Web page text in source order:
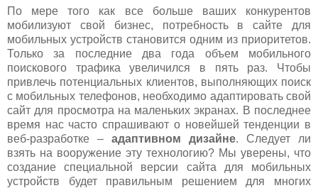
По мере того как все больше ваших конкурентов
мобилизуют свой бизнес, потребность в сайте для
мобильных устройств становится одним из приоритетов.
Только за последние два года объем мобильного
поискового трафика увеличился в пять раз. Чтобы
привлечь потенциальных клиентов, выполняющих поиск
с мобильных телефонов, необходимо адаптировать свой
сайт для просмотра на маленьких экранах. В последнее
время нас часто спрашивают о новейшей тенденции в
веб-разработке – адаптивном дизайне. Следует ли
взять на вооружение эту технологию? Мы уверены, что
создание специальной версии сайта для мобильных
устройств будет правильным решением для многих